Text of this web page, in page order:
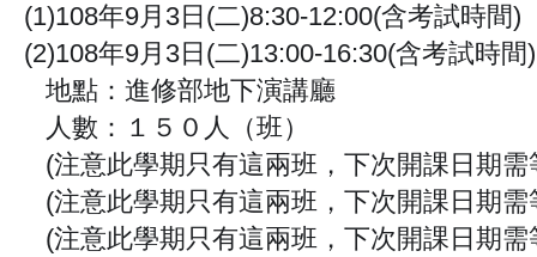
(1)108年9月3日(二)8:30-12:00(含考試時間)
(2)108年9月3日(二)13:00-16:30(含考試時間)
地點：進修部地下演講廳
🙋‍♂️人數：１５０人（班）
(注意此學期只有這兩班，下次開課日期需
(注意此學期只有這兩班，下次開課日期需
(注意此學期只有這兩班，下次開課日期需